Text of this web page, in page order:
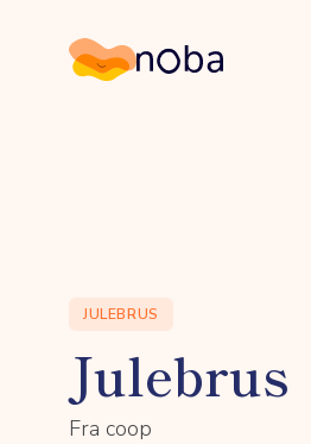
Noba
JULEBRUS
Julebrus
Fra coop